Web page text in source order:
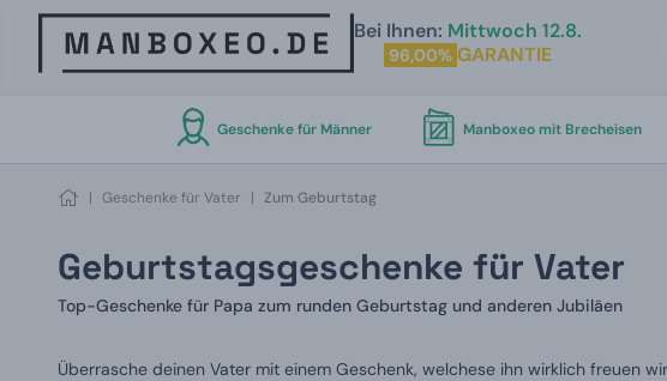
Bei Ihnen: Mittwoch 12.8.
96,00% GARANTIE
Geschenke für Männer Manboxeo mit Brecheisen
| Geschenke für Vater | Zum Geburtstag
Geburtstagsgeschenke für Vater
Top-Geschenke für Papa zum runden Geburtstag und anderen Jubiläen
Überrasche deinen Vater mit einem Geschenk, welchese ihn wirklich freuen